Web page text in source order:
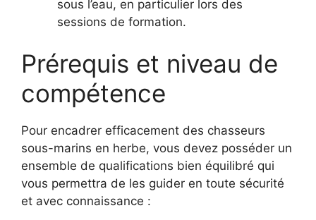
sous l’eau, en particulier lors des
sessions de formation.
Prérequis et niveau de
compétence
Pour encadrer efficacement des chasseurs
sous-marins en herbe, vous devez posséder un
ensemble de qualifications bien équilibré qui
vous permettra de les guider en toute sécurité
et avec connaissance :